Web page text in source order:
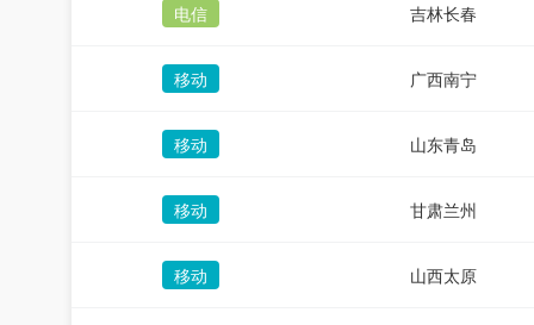
电信 吉林长春
移动 广西南宁
移动 山东青岛
移动 甘肃兰州
移动 山西太原